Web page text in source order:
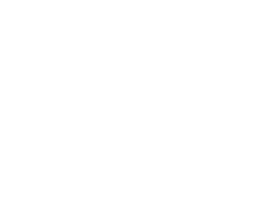
Im MPU-Beratungsgespräch per Videokonferenz
online“ informieren. Allgemeine Informationen sind
Sie sparen Anfahrt und Zeit gegenüber einem Termin
Sie können die Leistung bequem an Ihrem Wunschort in
Sie können nach Bedarf im Anschluss auch
Sie erhalten eine Beratungsdokumentation und
Sie können sich darauf verlassen, dass der
Technische Voraussetzungen für die